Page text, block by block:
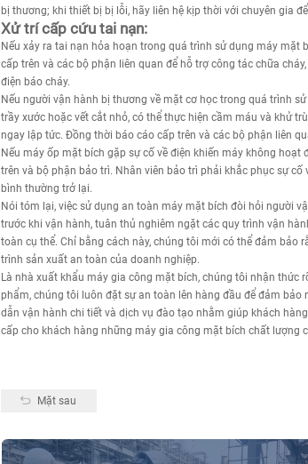
bị thương; khi thiết bị bị lỗi, hãy liên hệ kịp thời với chuyên gia
Xử trí cấp cứu tai nạn:
Nếu xảy ra tai nạn hỏa hoạn trong quá trình sử dụng máy
cấp trên và các bộ phận liên quan để hỗ trợ công tác chữa
điện báo cháy.
Nếu người vận hành bị thương về mặt cơ học trong quá trình
trầy xước hoặc vết cắt nhỏ, có thể thực hiện cầm máu và khử
ngay lập tức. Đồng thời báo cáo cấp trên và các bộ phận liên
Nếu máy ốp mặt bích gặp sự cố về điện khiến máy không
trên và bộ phận bảo trì. Nhân viên bảo trì phải khắc phục sự
bình thường trở lại.
Nói tóm lại, việc sử dụng an toàn máy mặt bích đòi hỏi người
trước khi vận hành, tuân thủ nghiêm ngặt các quy trình vận
toàn cụ thể. Chỉ bằng cách này, chúng tôi mới có thể đảm
trình sản xuất an toàn của doanh nghiệp.
Là nhà xuất khẩu máy gia công mặt bích, chúng tôi nhận thức
phẩm, chúng tôi luôn đặt sự an toàn lên hàng đầu để đảm
dẫn vận hành chi tiết và dịch vụ đào tạo nhằm giúp khách
cấp cho khách hàng những máy gia công mặt bích chất lượng
Mặt sau